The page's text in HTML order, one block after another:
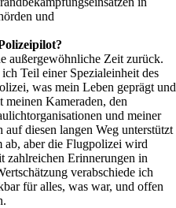
und
außergewöhnliche Zeit zurück.
Teil einer Spezialeinheit des
was mein Leben geprägt und
Kameraden, den
und meiner
diesen langen Weg unterstützt
aber die Flugpolizei wird
zahlreichen Erinnerungen in
verabschiede ich
für alles, was war, und offen